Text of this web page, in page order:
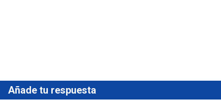
Añade tu respuesta